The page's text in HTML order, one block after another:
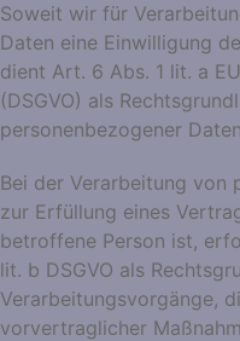
Soweit wir für
Daten eine Einwilligung
dient Art. 6 Abs. 1 lit. a
(DSGVO) als
personenbezogener
Bei der Verarbeitung von
zur Erfüllung eines
betroffene Person ist,
lit. b DSGVO als
Verarbeitungsvorgänge,
vorvertraglicher